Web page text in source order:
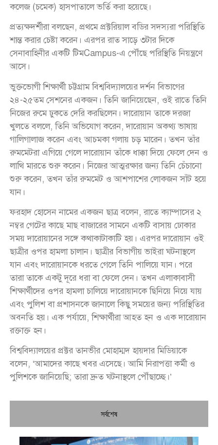
কলেজ (চমেক) হাসপাতালে ভর্তি করা হয়েছে।
প্রত্যক্ষদর্শীরা বলছেন, প্রথমে প্রক্টরিয়াল বডির সদস্যরা পরিস্থিতি
শান্ত করার চেষ্টা করেন। এরপর রাত সাড়ে ৩টার দিকে
সেনাবাহিনীর একটি টিমCampus-এ পৌঁছে পরিস্থিতি নিয়ন্ত্রণে
আসে।
ভুক্তভোগী শিক্ষার্থী চট্টগ্রাম বিশ্ববিদ্যালয়ের দর্শন বিভাগের
২৪-২৫তম সেশনের একজন। তিনি জানিয়েছেন, ওই রাতে তিনি
নিজের রুমে ঢুকতে দেরি করছিলেন। দারোয়ান তাকে দরজা
খুলতে বললে, তিনি অভিযোগ করেন, দারোয়ান অকথ্য ভাষায়
গালিগালাজ করেন এবং আচমকা গলায় চড় মারেন। তখন তাঁর
রুমমেটরা এগিয়ে গেলে দারোয়ান তাঁকে ধাক্কা দিয়ে ফেলে দেন ও
লাথি মারতে শুরু করেন। নিজের আত্মরক্ষার জন্য তিনি চেঁচানো
শুরু করেন, তখন তাঁর রুমমেট ও আশপাশের লোকজন সাঁট হয়ে
যান।
ফরহাদ হোসেন নামের একজন ছাত্র বলেন, রাতে ক্যাম্পাসের ২
নম্বর গেটের কাছে মাছ বাজারের সামনে একটি বাসায় ঢোকার
সময় দারোয়ানের সঙ্গে কথাকাটাকাটি হয়। এরপর দারোয়ান ওই
ছাত্রীর ওপর হামলা চালান। ছাত্রীর বিভাগীয় ভাইরা ঘটনাস্থলে
যান এবং দারোয়ানকে ধরতে গেলে তিনি পালিয়ে যান। পরে
তারা তাকে একটু দূরে ধরা বা ফেলে দেন। তখন এলাকাবাসী
শিক্ষার্থীদের ওপর হামলা চালিয়ে দারোয়ানকে ছিনিয়ে নিয়ে যায়
এবং পুলিশ বা প্রশাসনকে জানালে কিছু সময়ের জন্য পরিস্থিতির
অবনতি হয়। এক পর্যায়ে, শিক্ষার্থীরা আহত হন ও এক দারোয়ান
রক্তাক্ত হন।
বিশ্ববিদ্যালয়ের প্রক্টর তানভীর মোহাম্মদ হায়দার মিডিয়াকে
বলেন, ‘আমাদের কাছে খবর এসেছে। আমি নিরাপত্তা কর্মী ও
পুলিশকে জানিয়েছি; তারা দ্রুত ঘটনাস্থলে পৌঁছাচ্ছে।’
সর্বশেষ